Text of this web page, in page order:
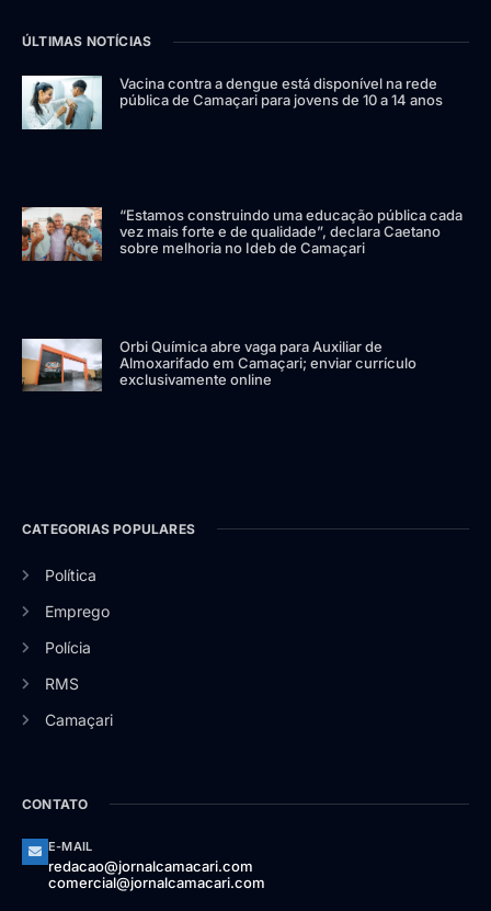
ÚLTIMAS NOTÍCIAS
Vacina contra a dengue está disponível na rede
pública de Camaçari para jovens de 10 a 14 anos
“Estamos construindo uma educação pública cada
vez mais forte e de qualidade”, declara Caetano
sobre melhoria no Ideb de Camaçari
Orbi Química abre vaga para Auxiliar de
Almoxarifado em Camaçari; enviar currículo
exclusivamente online
CATEGORIAS POPULARES
Política
Emprego
Polícia
RMS
Camaçari
CONTATO
E-MAIL
redacao@jornalcamacari.com
comercial@jornalcamacari.com